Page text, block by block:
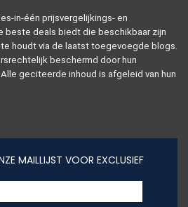
in-één prijsvergelijkings- en
beste deals biedt die beschikbaar zijn
houdt via de laatst toegevoegde blogs.
beschermd door hun
geciteerde inhoud is afgeleid van hun
MAILLIJST VOOR EXCLUSIEF